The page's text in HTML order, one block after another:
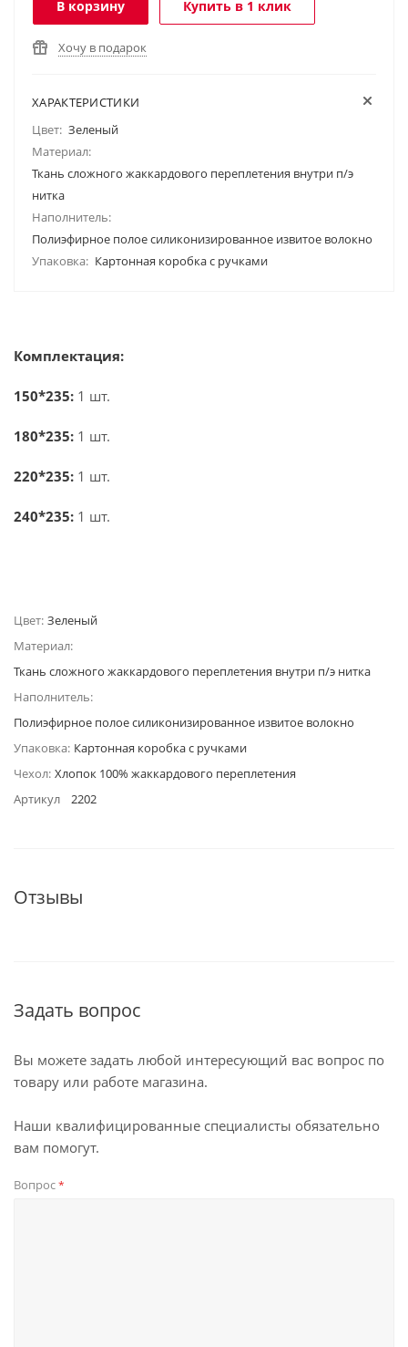
В корзину Купить в 1 клик
Хочу в подарок
ХАРАКТЕРИСТИКИ
Цвет: Зеленый
Материал:
Ткань сложного жаккардового переплетения внутри п/э
нитка
Наполнитель:
Полиэфирное полое силиконизированное извитое волокно
Упаковка: Картонная коробка с ручками
Комплектация:
150*235: 1 шт.
180*235: 1 шт.
220*235: 1 шт.
240*235: 1 шт.
Цвет: Зеленый
Материал:
Ткань сложного жаккардового переплетения внутри п/э нитка
Наполнитель:
Полиэфирное полое силиконизированное извитое волокно
Упаковка: Картонная коробка с ручками
Чехол: Хлопок 100% жаккардового переплетения
Артикул
2202
Отзывы
Задать вопрос
Вы можете задать любой интересующий вас вопрос по
товару или работе магазина.
Наши квалифицированные специалисты обязательно
вам помогут.
Вопрос*